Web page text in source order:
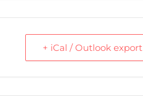
+ iCal / Outlook export